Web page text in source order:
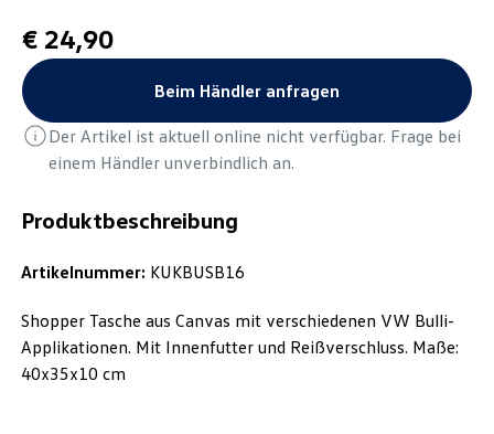
Produktbeschreibung
Artikelnummer: KUKBUSB16
Shopper Tasche aus Canvas mit verschiedenen VW Bulli-
Applikationen. Mit Innenfutter und Reißverschluss. Maße:
40x35x10 cm
€ 24,90
Beim Händler anfragen
Der Artikel ist aktuell online nicht verfügbar. Frage bei
einem Händler unverbindlich an.